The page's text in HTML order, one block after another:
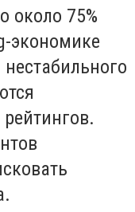
около 75%
экономике